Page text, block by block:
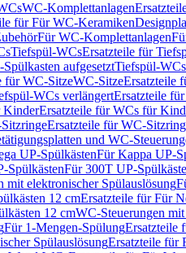
WC-Komplettanlagen
für Für WC-Keramiken
Für WC-Komplettanlagen
Tiefspül-WCsErsatzteile für
aufgesetztTiefspül-WCs
für WC-SitzeWC-SitzeErsatzteile
WCs verlängertErsatzteile
KinderErsatzteile für WCs für
Ersatzteile für WC-
und WC-
UP-SpülkästenFür Kappa UP-
SpülkästenFür 300T UP-
mit elektronischer Spülauslösung
12 cmErsatzteile für Für
12 cmWC-Steuerungen
Für 1-Mengen-SpülungErsatzteile
SpülauslösungErsatzteile für